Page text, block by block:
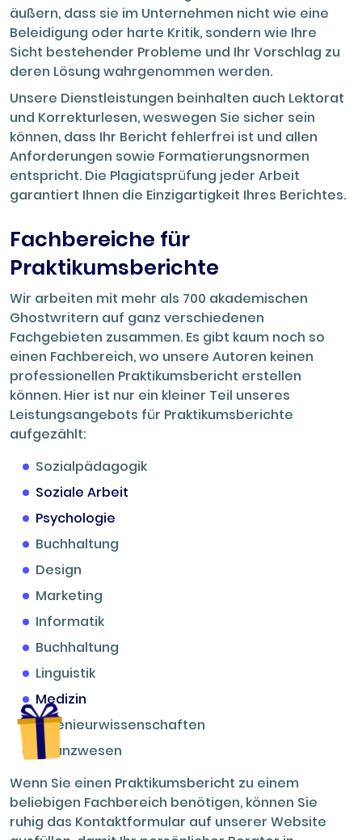
äußern, dass sie im Unternehmen nicht wie eine
Beleidigung oder harte Kritik, sondern wie Ihre
Sicht bestehender Probleme und Ihr Vorschlag zu
deren Lösung wahrgenommen werden.
Unsere Dienstleistungen beinhalten auch Lektorat
und Korrekturlesen, weswegen Sie sicher sein
können, dass Ihr Bericht fehlerfrei ist und allen
Anforderungen sowie Formatierungsnormen
entspricht. Die Plagiatsprüfung jeder Arbeit
garantiert Ihnen die Einzigartigkeit Ihres Berichtes.
Fachbereiche für
Praktikumsberichte
Wir arbeiten mit mehr als 700 akademischen
Ghostwritern auf ganz verschiedenen
Fachgebieten zusammen. Es gibt kaum noch so
einen Fachbereich, wo unsere Autoren keinen
professionellen Praktikumsbericht erstellen
können. Hier ist nur ein kleiner Teil unseres
Leistungsangebots für Praktikumsberichte
aufgezählt:
Sozialpädagogik
Soziale Arbeit
Psychologie
Buchhaltung
Design
Marketing
Informatik
Buchhaltung
Linguistik
Medizin
Ingenieurwissenschaften
Finanzwesen
Wenn Sie einen Praktikumsbericht zu einem
beliebigen Fachbereich benötigen, können Sie
ruhig das Kontaktformular auf unserer Website